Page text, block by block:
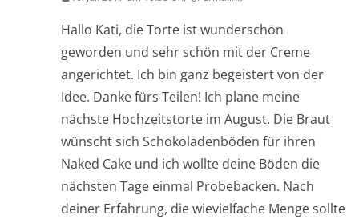
Hallo Kati, die Torte ist wunderschön
geworden und sehr schön mit der Creme
angerichtet. Ich bin ganz begeistert von der
Idee. Danke fürs Teilen! Ich plane meine
nächste Hochzeitstorte im August. Die Braut
wünscht sich Schokoladenböden für ihren
Naked Cake und ich wollte deine Böden die
nächsten Tage einmal Probebacken. Nach
deiner Erfahrung, die wievielfache Menge sollte